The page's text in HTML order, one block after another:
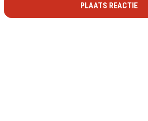
PLAATS REACTIE